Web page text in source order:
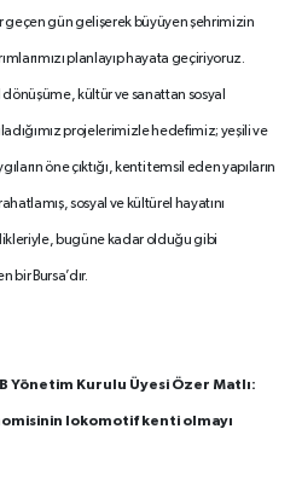
geçen gün gelişerek büyüyen şehrimizin
planlayıp hayata geçiriyoruz.
kültür ve sanattan sosyal
projelerimizle hedefimiz; yeşili ve
öne çıktığı, kenti temsil eden yapıların
sosyal ve kültürel hayatını
bugüne kadar olduğu gibi
bir Bursa’dır.
Yönetim Kurulu Üyesi Özer Matlı:
lokomotif kenti olmayı